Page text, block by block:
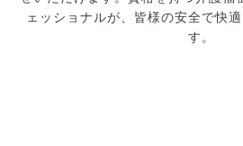
ェッショナルが、皆様の安全で快
す。